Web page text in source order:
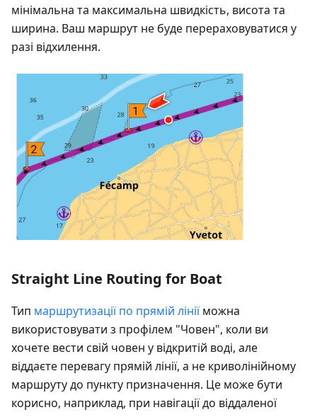
мінімальна та максимальна швидкість, висота та
ширина. Ваш маршрут не буде перераховуватися у
разі відхилення.
Straight Line Routing for Boat
Тип маршрутизації по прямій лініїможна
використовувати з профілем "Човен", коли ви
хочете вести свій човен у відкритій воді, але
віддаєте перевагу прямій лінії, а не криволінійному
маршруту до пункту призначення. Це може бути
корисно, наприклад, при навігації до віддаленої